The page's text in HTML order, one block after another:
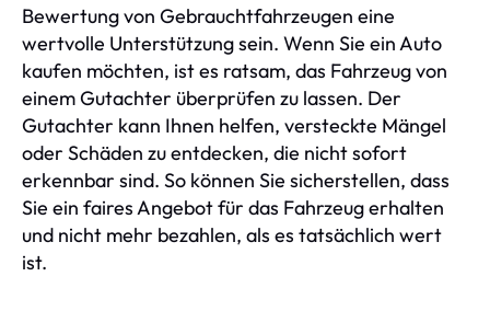
Bewertung von Gebrauchtfahrzeugen eine
wertvolle Unterstützung sein. Wenn Sie ein Auto
kaufen möchten, ist es ratsam, das Fahrzeug von
einem Gutachter überprüfen zu lassen. Der
Gutachter kann Ihnen helfen, versteckte Mängel
oder Schäden zu entdecken, die nicht sofort
erkennbar sind. So können Sie sicherstellen, dass
Sie ein faires Angebot für das Fahrzeug erhalten
und nicht mehr bezahlen, als es tatsächlich wert
ist.